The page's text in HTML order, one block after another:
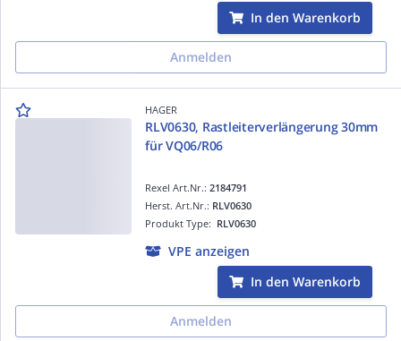
In den Warenkorb
Anmelden
HAGER
RLV0630, Rastleiterverlängerung 30mm
für VQ06/R06
Rexel Art.Nr.: 2184791
Produkt Type: RLV0630
Herst. Art.Nr.: RLV0630
VPE anzeigen
In den Warenkorb
Anmelden